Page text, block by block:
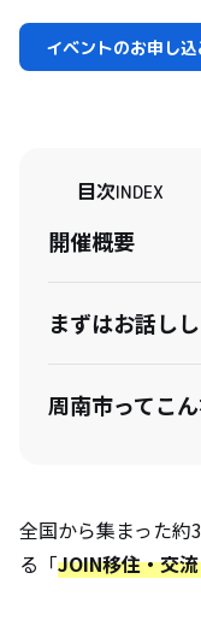
イベントのお申し
目次INDEX
開催概要
まずはお話し
周南市ってこん
全国から集まった約
る「JOIN移住・交